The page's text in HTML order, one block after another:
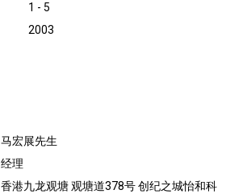
1 - 5
2003
马宏展先生
经理
香港九龙观塘 观塘道378号 创纪之城怡和科